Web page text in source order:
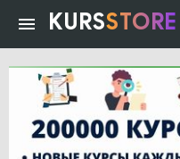
KURSSTORE